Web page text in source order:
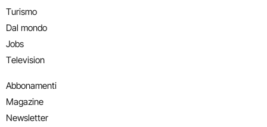
Turismo
Dal mondo
Jobs
Television
Abbonamenti
Magazine
Newsletter